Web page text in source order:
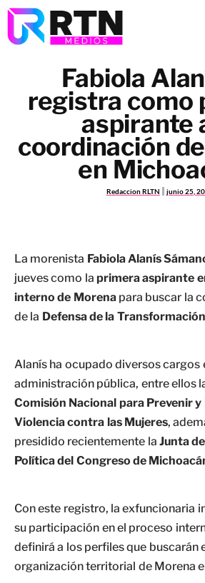
Fabiola
registra como
aspirante
coordinación
en
Redaccion RLTN junio 25,
La morenista Fabiola Alanís
jueves como la primera aspirante
interno de Morenapara buscar la
de la Defensa de la
Alanís ha ocupado diversos cargos
administración pública, entre ellos
Comisión Nacional para Prevenir
Violencia contra las Mujeres,
presidido recientemente la Junta
Política del Congreso de
Con este registro, la exfuncionaria
su participación en el proceso
definirá a los perfiles que buscarán
organización territorial de Morena